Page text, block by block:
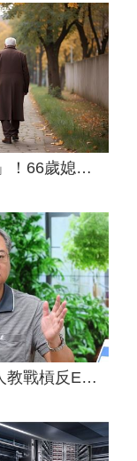
99歲婆婆「月花35萬」！66歲媳無法退休
想靠正二翻本？ 達人教戰槓反ETF心法